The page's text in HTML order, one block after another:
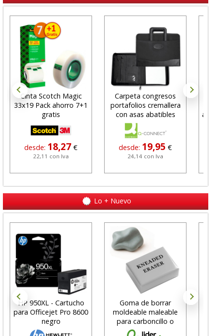
Cinta Scotch Magic
33x19 Pack ahorro 7+1
gratis
desde: 18,27 €
22,11 con Iva
Carpeta congresos
portafolios cremallera
con asas abatibles
desde: 19,95 €
24,14 con Iva
Lo + Nuevo
HP 950XL - Cartucho
para Officejet Pro 8600
negro
Goma de borrar
moldeable maleable
para carboncillo o
grafito